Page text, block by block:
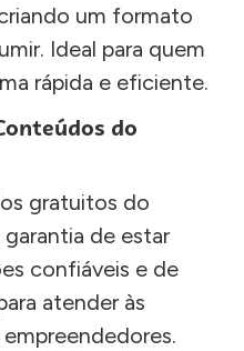
um formato
Ideal para quem
rápida e eficiente.
do
gratuitos do
de estar
confiáveis e de
atender às